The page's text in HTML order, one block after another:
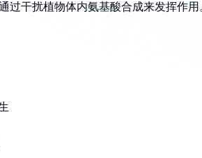
过干扰植物体内氨基酸合成来发挥作